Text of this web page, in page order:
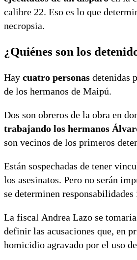
calibre 22. Eso es lo que
necropsia.
¿Quiénes son los
Hay cuatro personas detenidas
de los hermanos de Maipú.
Dos son obreros de la obra en
trabajando los hermanos
son vecinos de los primeros
Están sospechadas de tener
los asesinatos. Pero no serán
se determinen
La fiscal Andrea Lazo se
definir las acusaciones que, en
homicidio agravado por el uso